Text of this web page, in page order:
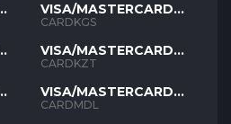
VISA/MASTERCARD
KGS
CARDKGS
VISA/MASTERCARD
KZT
CARDKZT
VISA/MASTERCARD
MDL
CARDMDL